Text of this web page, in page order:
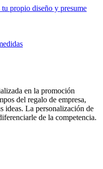
propio diseño y presume
en la promoción
del regalo de empresa,
ideas. La personalización de
de la competencia.